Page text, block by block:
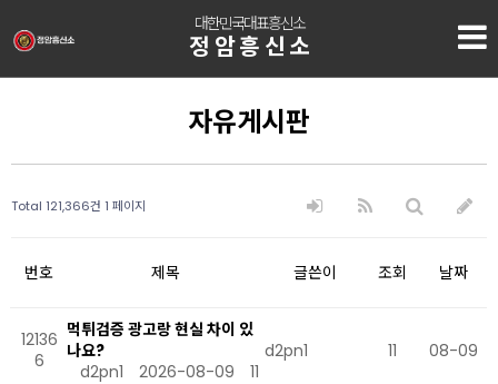
대한민국대표흥신소
정암흥신소
자유게시판
Total 121,366건 1 페이지
번호 제목 글쓴이 조회 날짜
12136
6
먹튀검증 광고랑 현실 차이 있
나요?
d2pn1
2026-08-09 11
d2pn1 11 08-09